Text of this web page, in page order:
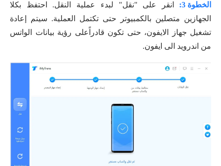
الخطوة 3:
انقر على "نقل" لبدء عملية النقل. احتفظ بكلا
الجهازين متصلين بالكمبيوتر حتى تكتمل العملية. سيتم إعادة
تشغيل جهاز الايفون، حتى تكون قادراًعلى رؤية بيانات الواتس
من اندرويد الى ايفون.